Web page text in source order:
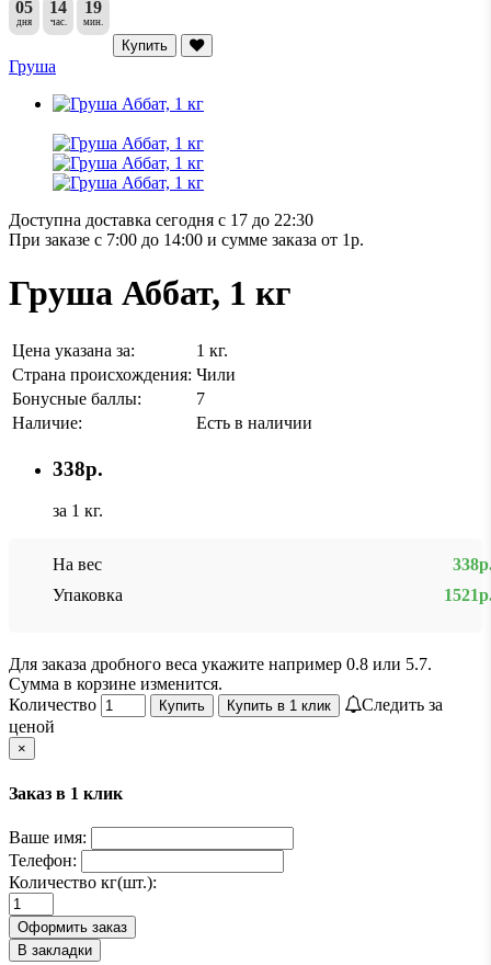
05
дня
14
час.
19
мин.
Купить
Груша
Доступна доставка сегодня с 17 до 22:30
При заказе с 7:00 до 14:00 и сумме заказа от 1р.
Груша Аббат, 1 кг
Цена указана за:
1 кг.
Страна происхождения: Чили
Бонусные баллы:
7
Наличие:
Есть в наличии
338р.
за 1 кг.
На вес
Упаковка
Для заказа дробного веса укажите например 0.8 или 5.7.
Сумма в корзине изменится.
Количество
Купить Купить в 1 клик
Следить за
ценой
×
Заказ в 1 клик
Ваше имя:
Телефон:
Количество кг(шт.):
Оформить заказ
В закладки